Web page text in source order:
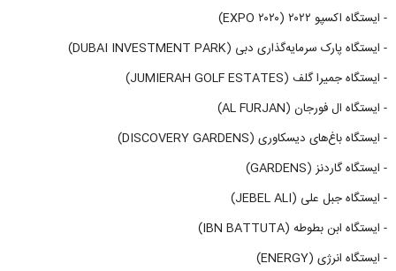
- ایستگاه اکسپو ۲۰۲۲ (EXPO ۲۰۲۰)
- ایستگاه پارک سرمایه‌گذاری دبی (DUBAI INVESTMENT PARK)
- ایستگاه جمیرا گلف (JUMIERAH GOLF ESTATES)
- ایستگاه ال فورجان (AL FURJAN)
- ایستگاه باغ‌های دیسکاوری (DISCOVERY GARDENS)
- ایستگاه گاردنز (GARDENS)
- ایستگاه جبل علی (JEBEL ALI)
- ایستگاه ابن بطوطه (IBN BATTUTA)
- ایستگاه انرژی (ENERGY)